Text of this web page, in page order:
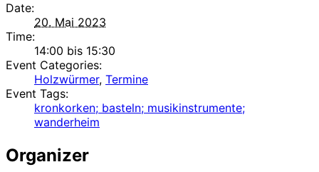
Date:
20. Mai 2023
Time:
14:00 bis 15:30
Event Categories:
Holzwürmer, Termine
Event Tags:
kronkorken; basteln; musikinstrumente;
wanderheim
Organizer